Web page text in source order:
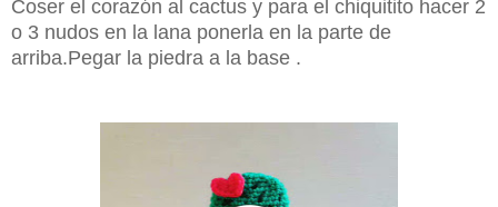
Coser el corazón al cactus y para el chiquitito hacer 2
o 3 nudos en la lana ponerla en la parte de
arriba.Pegar la piedra a la base .